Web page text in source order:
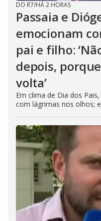
DO R7/HÁ 2 HORAS
Passaia e
emocionam
pai e filho:
depois,
volta’
Em clima de Dia dos
com lágrimas nos olhos;